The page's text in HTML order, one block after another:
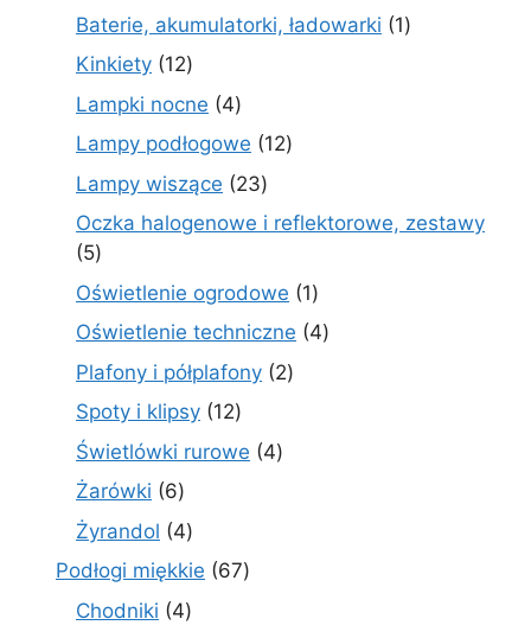
produktów
Baterie, akumulatorki, ładowarki 11
Kinkiety 1212
produktów
Lampki nocne 44
produkty
Lampy podłogowe 1212
Lampy wiszące 2323
produkty
Oczka halogenowe i reflektorowe, zestawy
55
produktów
Oświetlenie ogrodowe 11
produkt
Oświetlenie techniczne 44
Plafony i półplafony 22
Spoty i klipsy 1212
produktów
Świetlówki rurowe 44
Żarówki 66
produktów
Żyrandol 44
produkty
Podłogi miękkie 6767
Chodniki 44